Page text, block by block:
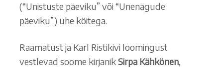
(“Unistuste päeviku” või “Unenägude
päeviku”) ühe köitega.
Raamatust ja Karl Ristikivi loomingust
vestlevad soome kirjanikSirpa Kähkönen,